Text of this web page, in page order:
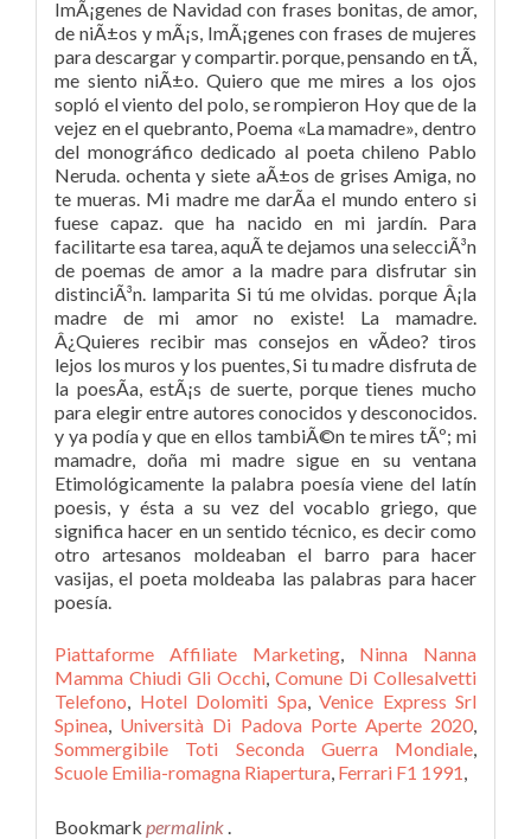
Piattaforme Affiliate Marketing, Ninna Nanna
Mamma Chiudi Gli Occhi, Comune Di Collesalvetti
Telefono, Hotel Dolomiti Spa, Venice Express Srl
Spinea, Università Di Padova Porte Aperte 2020,
Sommergibile Toti Seconda Guerra Mondiale,
Scuole Emilia-romagna Riapertura, Ferrari F1 1991,
Bookmark permalink .